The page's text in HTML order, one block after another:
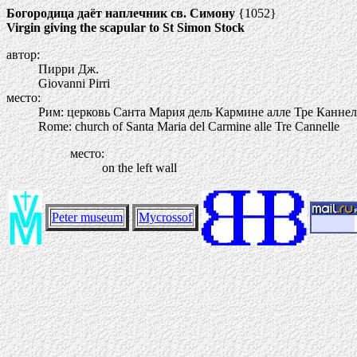
Богородица даёт наплечник св. Симону{1052}
Virgin giving the scapular to St Simon Stock
автор:
Пирри Дж.
Giovanni Pirri
место:
Рим: церковь Санта Мария дель Кармине алле Тре
Rome: church of Santa Maria del Carmine alle Tre Cannelle
место:
on the left wall
Peter museum Mycrossof